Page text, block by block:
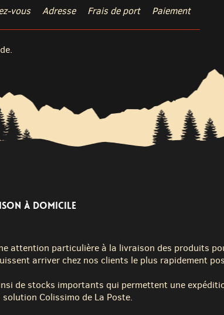
vous Adresse Frais de port Paiement
à domicile
attention particulière à la livraison des produits
arriver chez nos clients le plus rapidement
de stocks importants qui permettent une
Colissimo de La Poste.